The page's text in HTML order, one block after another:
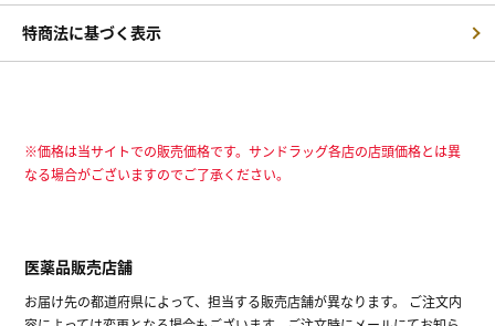
特商法に基づく表示
※価格は当サイトでの販売価格です。サンドラッグ各店の店頭価格とは異
なる場合がございますのでご了承ください。
医薬品販売店舗
お届け先の都道府県によって、担当する販売店舗が異なります。 ご注文内